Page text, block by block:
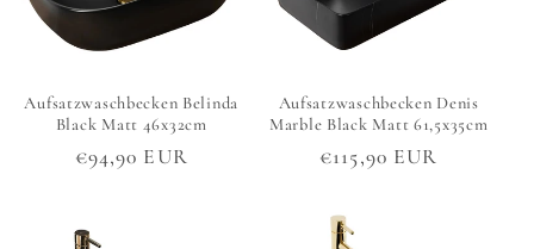
Aufsatzwaschbecken Belinda
Black Matt 46x32cm
Normaler
€94,90 EUR
Aufsatzwaschbecken Denis
Marble Black Matt 61,5x35cm
Normaler
€115,90 EUR